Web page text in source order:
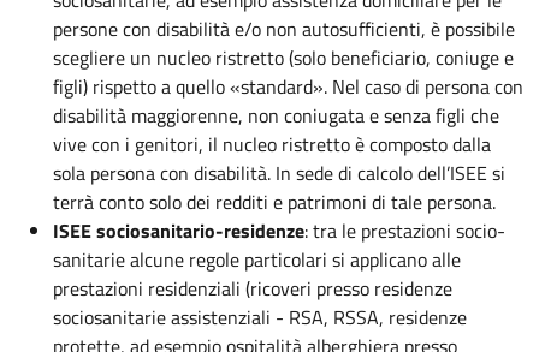
persone con disabilità e/o non autosufficienti, è possibile
scegliere un nucleo ristretto (solo beneficiario, coniuge e
figli) rispetto a quello «standard». Nel caso di persona con
disabilità maggiorenne, non coniugata e senza figli che
vive con i genitori, il nucleo ristretto è composto dalla
sola persona con disabilità. In sede di calcolo dell’ISEE si
terrà conto solo dei redditi e patrimoni di tale persona.
ISEE sociosanitario-residenze: tra le prestazioni socio-
sanitarie alcune regole particolari si applicano alle
prestazioni residenziali (ricoveri presso residenze
sociosanitarie assistenziali - RSA, RSSA, residenze
protette, ad esempio ospitalità alberghiera presso